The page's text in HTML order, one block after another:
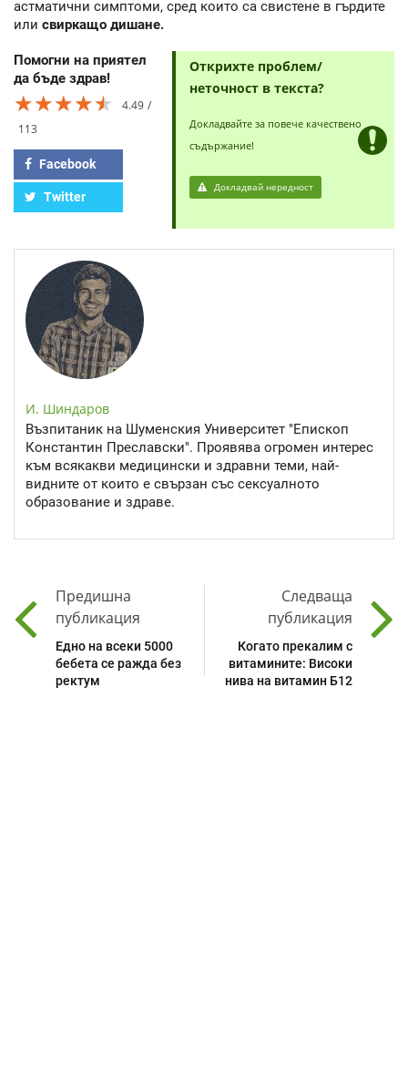
астматични симптоми, сред които са свистене в гърдите
или свиркащо дишане.
Помогни на приятел
да бъде здрав!
★★★★★
★★★★★
★★★★★
4.49
113
Facebook
Twitter
Открихте проблем/
неточност в текста?
Докладвайте за повече качествено
съдържание!
Докладвай нередност
И. Шиндаров
Възпитаник на Шуменския Университет "Епископ
Константин Преславски". Проявява огромен интерес
към всякакви медицински и здравни теми, най-
видните от които е свързан със сексуалното
образование и здраве.
Предишна
публикация
Едно на всеки 5000
бебета се ражда без
ректум
Следваща
публикация
Когато прекалим с
витамините: Високи
нива на витамин Б12